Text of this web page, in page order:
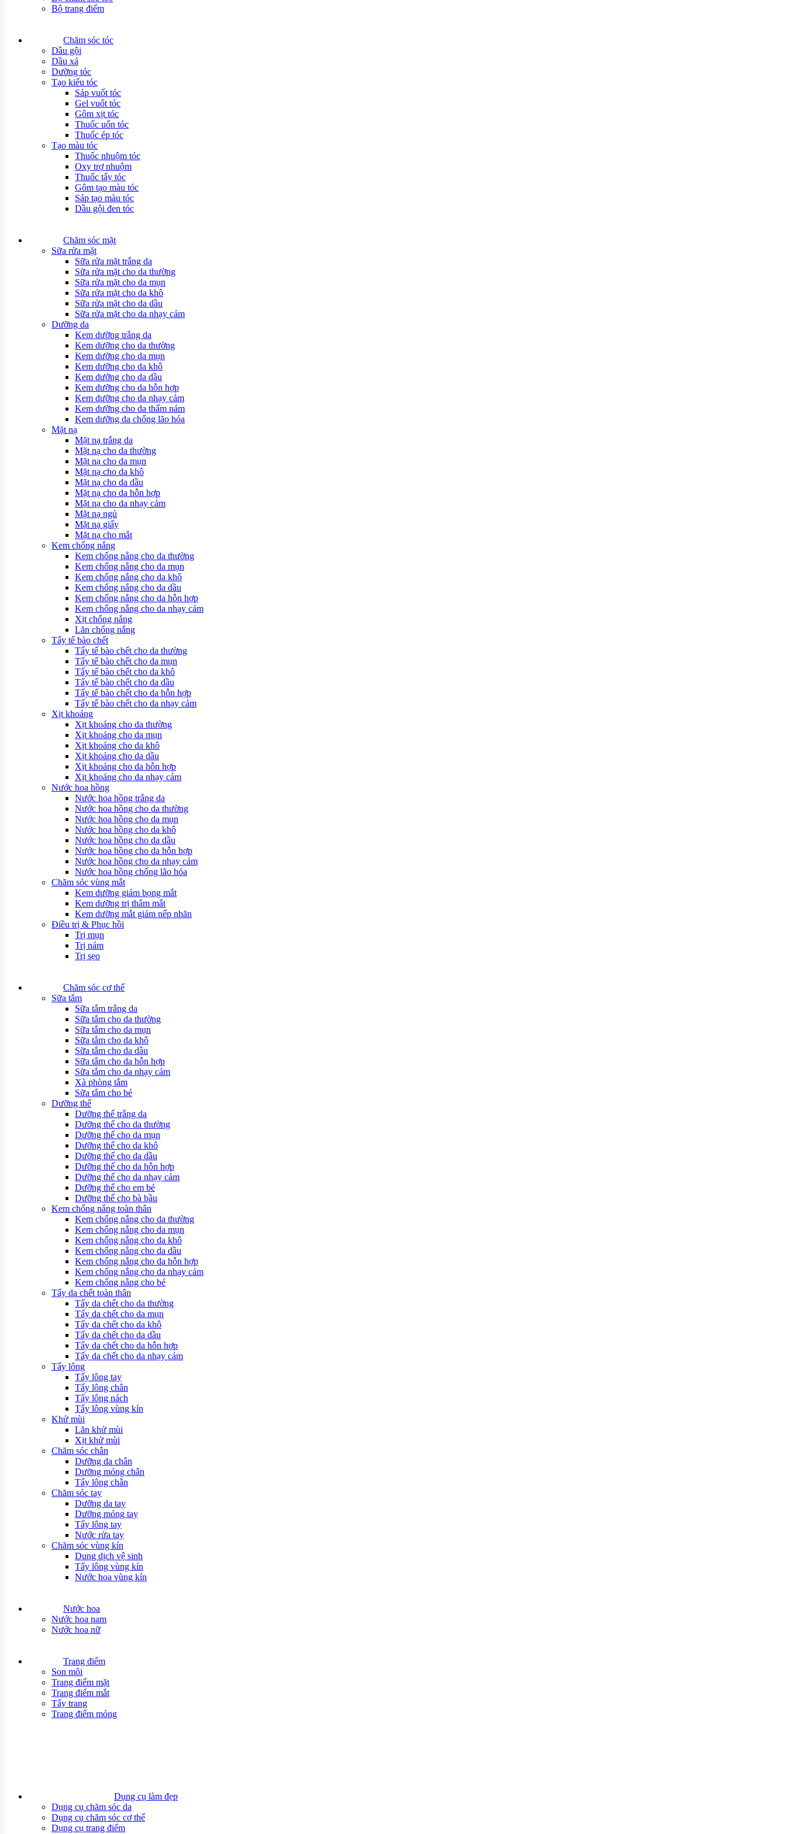
Bộ trang điểm
Chăm sóc tóc
Dầu gội
Dầu xả
Dưỡng tóc
Tạo kiểu tóc
Sáp vuốt tóc
Gel vuốt tóc
Gôm xịt tóc
Thuốc uốn tóc
Thuốc ép tóc
Tạo màu tóc
Thuốc nhuộm tóc
Oxy trợ nhuộm
Thuốc tẩy tóc
Gôm tạo màu tóc
Sáp tạo màu tóc
Dầu gội đen tóc
Chăm sóc mặt
Sữa rửa mặt
Sữa rửa mặt trắng da
Sữa rửa mặt cho da thường
Sữa rửa mặt cho da mụn
Sữa rửa mặt cho da khô
Sữa rửa mặt cho da dầu
Sữa rửa mặt cho da nhạy cảm
Dưỡng da
Kem dưỡng trắng da
Kem dưỡng cho da thường
Kem dưỡng cho da mụn
Kem dưỡng cho da khô
Kem dưỡng cho da dầu
Kem dưỡng cho da hỗn hợp
Kem dưỡng cho da nhạy cảm
Kem dưỡng cho da thấm nám
Kem dưỡng da chống lão hóa
Mặt nạ
Mặt nạ trắng da
Mặt nạ cho da thường
Mặt nạ cho da mụn
Mặt nạ cho da khô
Mặt nạ cho da dầu
Mặt nạ cho da hỗn hợp
Mặt nạ cho da nhạy cảm
Mặt nạ ngủ
Mặt nạ giấy
Mặt nạ cho mắt
Kem chống nắng
Kem chống nắng cho da thường
Kem chống nắng cho da mụn
Kem chống nắng cho da khô
Kem chống nắng cho da dầu
Kem chống nắng cho da hỗn hợp
Kem chống nắng cho da nhạy cảm
Xịt chống nắng
Lăn chống nắng
Tẩy tế bào chết
Tẩy tế bào chết cho da thường
Tẩy tế bào chết cho da mụn
Tẩy tế bào chết cho da khô
Tẩy tế bào chết cho da dầu
Tẩy tế bào chết cho da hỗn hợp
Tẩy tế bào chết cho da nhạy cảm
Xịt khoáng
Xịt khoáng cho da thường
Xịt khoáng cho da mụn
Xịt khoáng cho da khô
Xịt khoáng cho da dầu
Xịt khoáng cho da hỗn hợp
Xịt khoáng cho da nhạy cảm
Nước hoa hồng
Nước hoa hồng trắng da
Nước hoa hồng cho da thường
Nước hoa hồng cho da mụn
Nước hoa hồng cho da khô
Nước hoa hồng cho da dầu
Nước hoa hồng cho da hỗn hợp
Nước hoa hồng cho da nhạy cảm
Nước hoa hồng chống lão hóa
Chăm sóc vùng mắt
Kem dưỡng giảm bọng mắt
Kem dưỡng trị thâm mắt
Kem dưỡng mắt giảm nếp nhăn
Điều trị & Phục hồi
Trị mụn
Trị nám
Trị sẹo
Chăm sóc cơ thể
Sữa tắm
Sữa tắm trắng da
Sữa tắm cho da thường
Sữa tắm cho da mụn
Sữa tắm cho da khô
Sữa tắm cho da dầu
Sữa tắm cho da hỗn hợp
Sữa tắm cho da nhạy cảm
Xà phòng tắm
Sữa tắm cho bé
Dưỡng thể
Dưỡng thể trắng da
Dưỡng thể cho da thường
Dưỡng thể cho da mụn
Dưỡng thể cho da khô
Dưỡng thể cho da dầu
Dưỡng thể cho da hỗn hợp
Dưỡng thể cho da nhạy cảm
Dưỡng thể cho em bé
Dưỡng thể cho bà bầu
Kem chống nắng toàn thân
Kem chống nắng cho da thường
Kem chống nắng cho da mụn
Kem chống nắng cho da khô
Kem chống nắng cho da dầu
Kem chống nắng cho da hỗn hợp
Kem chống nắng cho da nhạy cảm
Kem chống nắng cho bé
Tẩy da chết toàn thân
Tẩy da chết cho da thường
Tẩy da chết cho da mụn
Tẩy da chết cho da khô
Tẩy da chết cho da dầu
Tẩy da chết cho da hỗn hợp
Tẩy da chết cho da nhạy cảm
Tẩy lông
Tẩy lông tay
Tẩy lông chân
Tẩy lông nách
Tẩy lông vùng kín
Khử mùi
Lăn khử mùi
Xịt khử mùi
Chăm sóc chân
Dưỡng da chân
Dưỡng móng chân
Tẩy lông chân
Chăm sóc tay
Dưỡng da tay
Dưỡng móng tay
Tẩy lông tay
Nước rửa tay
Chăm sóc vùng kín
Dung dịch vệ sinh
Tẩy lông vùng kín
Nước hoa vùng kín
Nước hoa
Nước hoa nam
Nước hoa nữ
Trang điểm
Son môi
Trang điểm mặt
Trang điểm mắt
Tẩy trang
Trang điểm móng
Dụng cụ làm đẹp
Dụng cụ chăm sóc da
Dụng cụ chăm sóc cơ thể
Dụng cụ trang điểm